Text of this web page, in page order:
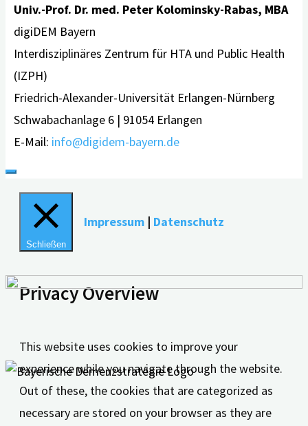
Univ.-Prof. Dr. med. Peter Kolominsky-Rabas, MBA
digiDEM Bayern
Interdisziplinäres Zentrum für HTA und Public Health
(IZPH)
Friedrich-Alexander-Universität Erlangen-Nürnberg
Schwabachanlage 6 | 91054 Erlangen
E-Mail: info@digidem-bayern.de
Impressum | Datenschutz
Schließen
Privacy Overview
This website uses cookies to improve your
experience while you navigate through the website.
Out of these, the cookies that are categorized as
necessary are stored on your browser as they are